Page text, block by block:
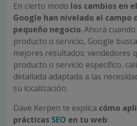
En cierto modo los cambios en
Google han nivelado el campo
pequeño negocio. Ahora
producto o servicio, Google
mejores resultados: vendedores
producto o servicio específico,
detallada adaptada a las
su localización.
Dave Kerpen te explica cómo
prácticas SEO en tu web: